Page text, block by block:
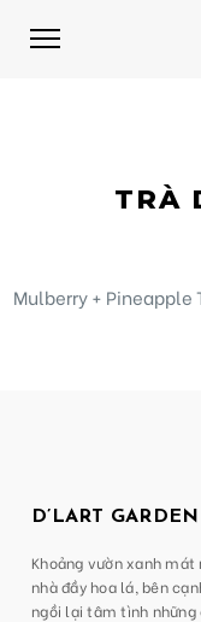
TRÀ
Mulberry + Pineapple
D’LART GARDEN
Khoảng vườn xanh
nhà đầy hoa lá, bên
ngồi lại tâm tình những